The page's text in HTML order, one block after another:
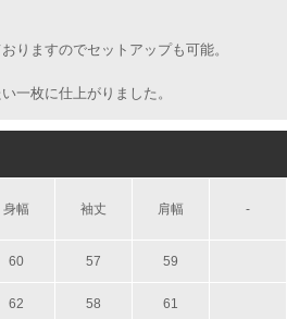
りますのでセットアップも可能。
一枚に仕上がりました。
身幅 袖丈 肩幅 -
60 57 59
62 58 61